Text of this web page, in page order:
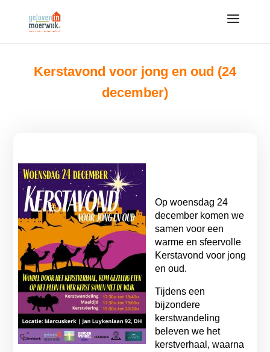
Kerstavond voor jong en oud (24
december)
Op woensdag 24
december komen we
samen voor een
warme en sfeervolle
Kerstavond voor jong
en oud.
Tijdens een
bijzondere
kerstwandeling
beleven we het
kerstverhaal, waarna